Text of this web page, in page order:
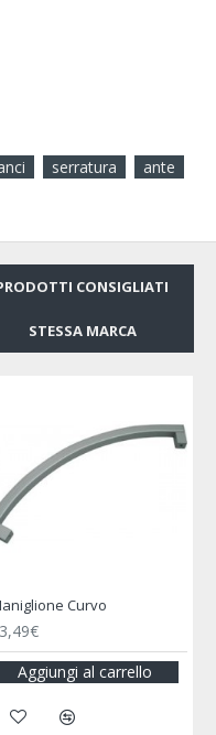
serratura
ante
CONSIGLIATI
STESSA MARCA
Aggiungi al